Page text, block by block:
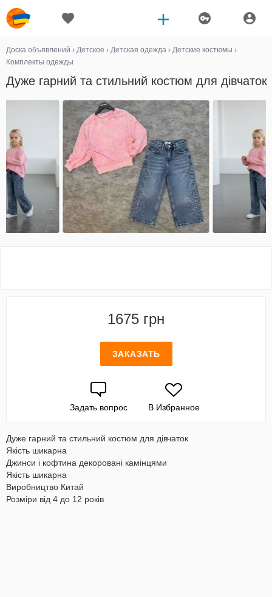
Доска объявлений › Детское › Детская одежда › Детские костюмы ›
Комплекты одежды
Дуже гарний та стильний костюм для дівчаток
1675 грн
ЗАКАЗАТЬ
Задать вопрос В Избранное
Дуже гарний та стильний костюм для дівчаток
Якість шикарна
Джинси і кофтина декоровані камінцями
Якість шикарна
Виробництво Китай
Розміри від 4 до 12 років